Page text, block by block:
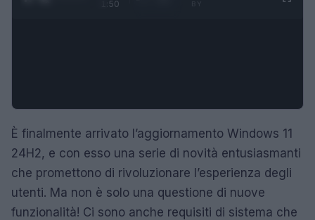
1:50
È finalmente arrivato l’aggiornamento Windows 11
24H2, e con esso una serie di novità entusiasmanti
che promettono di rivoluzionare l’esperienza degli
utenti. Ma non è solo una questione di nuove
funzionalità! Ci sono anche requisiti di sistema che